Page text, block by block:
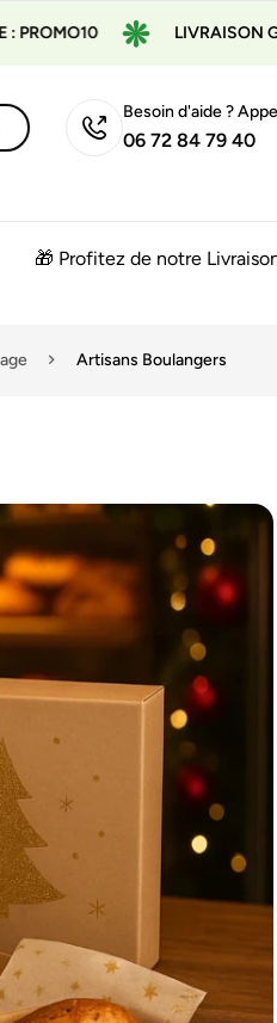
LIVRAISON GRATUITE À
Besoin d'aide ?
06 72 84 79 40
🎁 Profitez de notre
Artisans Boulangers